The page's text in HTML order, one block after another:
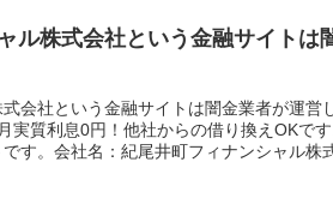
ル株式会社という金融サイトは
会社という金融サイトは闇金業者が運営
実質利息0円！他社からの借り換えOKで
す。会社名：紀尾井町フィナンシャル株